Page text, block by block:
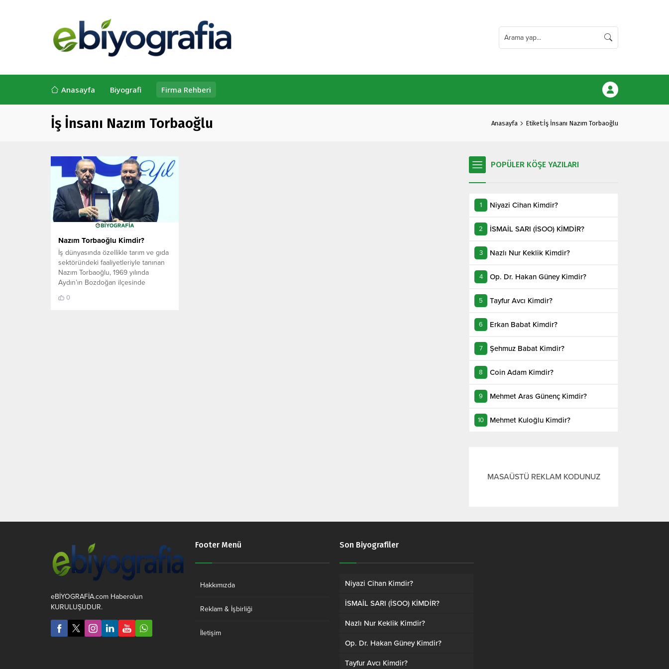
Anasayfa Biyografi Firma Rehberi
İş İnsanı Nazım Torbaoğlu Anasayfa Etiket:İş İnsanı Nazım Torbaoğlu
Nazım Torbaoğlu Kimdir?
İş dünyasında özellikle tarım ve gıda
sektöründeki faaliyetleriyle tanınan
Nazım Torbaoğlu, 1969 yılında
Aydın’ın Bozdoğan ilçesinde
Torbaoğlu, eğitim hayatını İzmir’de
0
POPÜLER KÖŞE YAZILARI
Niyazi Cihan Kimdir?
İSMAİL SARI (İSOO) KİMDİR?
Nazlı Nur Keklik Kimdir?
Op. Dr. Hakan Güney Kimdir?
Tayfur Avcı Kimdir?
Erkan Babat Kimdir?
Şehmuz Babat Kimdir?
Coin Adam Kimdir?
Mehmet Aras Günenç Kimdir?
Mehmet Kuloğlu Kimdir?
MASAÜSTÜ REKLAM KODUNUZ
eBİYOGRAFİA.com Haberolun
KURULUŞUDUR.
Footer Menü
Hakkımızda
Reklam & İşbirliği
İletişim
Son Biyografiler
Niyazi Cihan Kimdir?
İSMAİL SARI (İSOO) KİMDİR?
Nazlı Nur Keklik Kimdir?
Op. Dr. Hakan Güney Kimdir?
Tayfur Avcı Kimdir?